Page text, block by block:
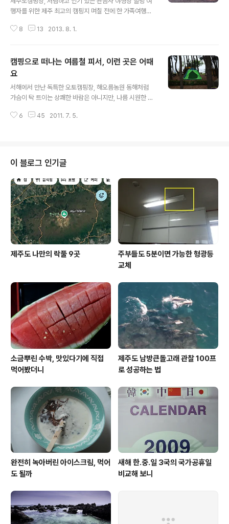
행자를 위한 제주 최고의 캠핑지 며칠 전에 한 가족여행자
행하고 돌아간다는 얘길 들었습니다. 바야흐로 여름 시즌,
알찬 여행이 될 수 있었을까. 이들은 예약이 어려운 항공편
은 아예 포기를 하고 장흥을 거쳐 성산포로 자동차를 직접
끌고 제주도로 들어왔습니다. 집을 푼 곳은 제주도의 모 야
영장, 비록 유료 야영장이었지만 별빛 쏟아지는 자연에서
숙박을 해결하고 가족끼리 이야기꽃을 피우며 추억을 만들
어 간다고 생각하니 수 십 만원을 호가하는 호텔에 비할 바
8 13 2013. 8. 1.
캠핑으로 떠나는 여름철 피서, 이런 곳은 어때
요
서해에서 만난 독특한 오토캠핑장, 해오름농원 동해처럼
가슴이 탁 트이는 상쾌한 바람은 아니지만, 나름 시원한 바
전 서천을 여행하던 중 바닷가에 위치한 숙소로 발길을 옮
는 야영객들의 모습이 눈에 들어오더군요. 잠을 자기 위해
콘크리트 건물 안으로 들어가던 발걸음이 무색케 만든 정
말 그림 같은 풍경이었기 때문이지요. 정말 이런 피서, 언젠
가는 꼭 하고 싶었는데....;; 서천의 마량포를 바로 코앞에 두
고 야영을 즐기는 사람들, 어디서 왔는지는 모르지만 흔히
말하는 오토캠핑을 즐기는 사람..
6 45 2011. 7. 5.
이 블로그 인기글
제주도 나만의 락풀 9곳
주부들도 5분이면 가능한 형광등
교체
소금뿌린 수박, 맛있다기에 직접
먹어봤더니
제주도 남방큰돌고래 관찰 100프
로 성공하는 법
완전히 녹아버린 아이스크림, 먹어
도 될까
새해 한.중.일 3국의 국가공휴일
비교해 보니